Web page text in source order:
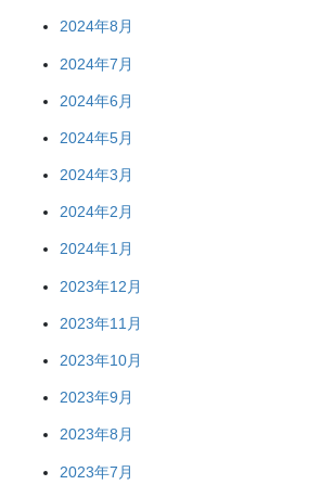
2024年8月
2024年7月
2024年6月
2024年5月
2024年3月
2024年2月
2024年1月
2023年12月
2023年11月
2023年10月
2023年9月
2023年8月
2023年7月